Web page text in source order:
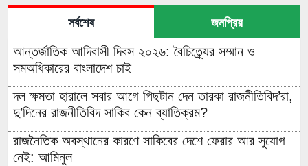
সর্বশেষ জনপ্রিয়
আন্তর্জাতিক আদিবাসী দিবস ২০২৬: বৈচিত্র্যের সম্মান ও
সমঅধিকারের বাংলাদেশ চাই
দল ক্ষমতা হারালে সবার আগে পিছটান দেন তারকা রাজনীতিবিদ’রা,
দু’দিনের রাজনীতিবিদ সাকিব কেন ব্যাতিক্রম?
রাজনৈতিক অবস্থানের কারণে সাকিবের দেশে ফেরার আর সুযোগ
নেই: আমিনুল